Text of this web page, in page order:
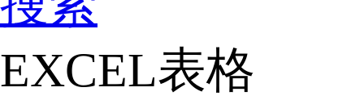
EXCEL表格